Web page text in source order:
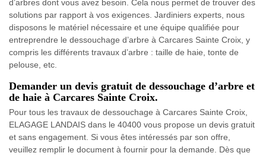
d’arbres dont vous avez besoin. Cela nous permet de trouver des
solutions par rapport à vos exigences. Jardiniers experts, nous
disposons le matériel nécessaire et une équipe qualifiée pour
entreprendre le dessouchage d’arbre à Carcares Sainte Croix, y
compris les différents travaux d’arbre : taille de haie, tonte de
pelouse, etc.
Demander un devis gratuit de dessouchage d’arbre et
de haie à Carcares Sainte Croix.
Pour tous les travaux de dessouchage à Carcares Sainte Croix,
ELAGAGE LANDAIS dans le 40400 vous propose un devis gratuit
et sans engagement. Si vous êtes intéressés par son offre,
veuillez remplir le document à fournir pour la demande. Dès que